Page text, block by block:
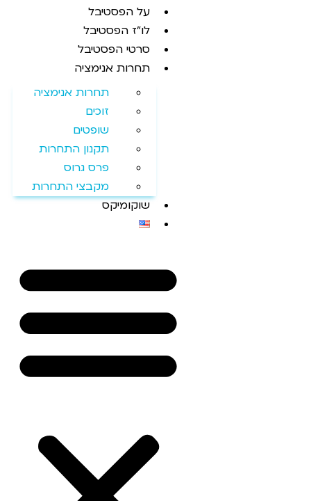
על הפסטיבל
לו"ז הפסטיבל
סרטי הפסטיבל
תחרות אנימציה
תחרות אנימציה
זוכים
שופטים
תקנון התחרות
פרס גרוס
מקבצי התחרות
שוקומיקס